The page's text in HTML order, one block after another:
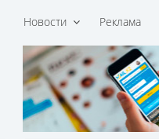
Новости Реклама